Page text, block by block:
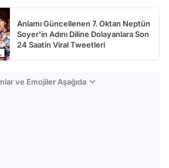
Anlamı Güncellenen 7. Oktan Neptün
Soyer'in Adını Diline Dolayanlara Son
24 Saatin Viral Tweetleri
ve Emojiler Aşağıda